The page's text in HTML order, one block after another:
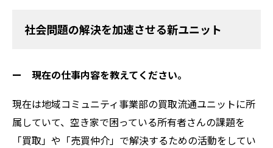
社会問題の解決を加速させる新ユニット
ー 現在の仕事内容を教えてください。
現在は地域コミュニティ事業部の買取流通ユニットに所
属していて、空き家で困っている所有者さんの課題を
「買取」や「売買仲介」で解決するための活動をしてい